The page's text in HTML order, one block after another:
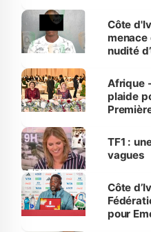
des
Côte
nudité
Afrique
plaide
sur la
TF1 :
vagues
Côte
pour